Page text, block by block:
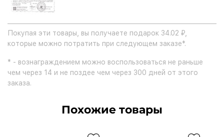
Покупая эти товары, вы получаете подарок 34.02 ₽,
которые можно потратить при следующем заказе*.
* - вознаграждением можно воспользоваться не раньше
чем через 14 и не поздее чем через 300 дней от этого
заказа.
Похожие товары